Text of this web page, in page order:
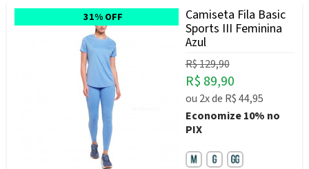
31% OFF
Camiseta Fila Basic
Sports III Feminina
Azul
R$ 129,90
R$ 89,90
ou 2xde R$ 44,95
Economize10% no
PIX